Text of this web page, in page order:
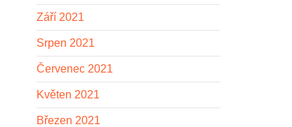
Září 2021
Srpen 2021
Červenec 2021
Květen 2021
Březen 2021